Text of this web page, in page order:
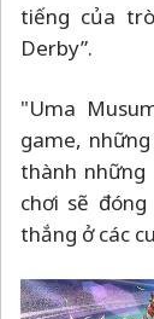
tiếng của
Derby”.
"Uma
game,
thành những
chơi sẽ
thắng ở các